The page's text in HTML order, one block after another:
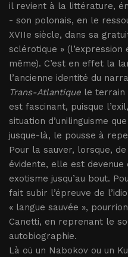
il revient à la littérature,
- son polonais, en le
XVIIe siècle, dans sa
sclérotique »
même). C’est en effet la
l’ancienne identité du
Trans-Atlantique le terrain
est fascinant, puisque
situation d’unilinguisme
jusque-là, le pousse à
Pour la sauver, lorsque,
évidente, elle est devenue
exotisme jusqu’au bout.
fait subir l’épreuve de
« langue sauvée »,
Canetti, en reprenant le
autobiographie.
Là où un Nabokov ou un